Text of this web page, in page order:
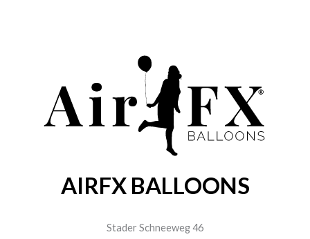
AIRFX BALLOONS
Stader Schneeweg 46